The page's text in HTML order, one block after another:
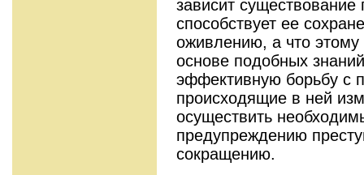
зависит существование
способствует ее
оживлению, а что этому
основе подобных
эффективную борьбу с
происходящие в ней
осуществить
предупреждению
сокращению.